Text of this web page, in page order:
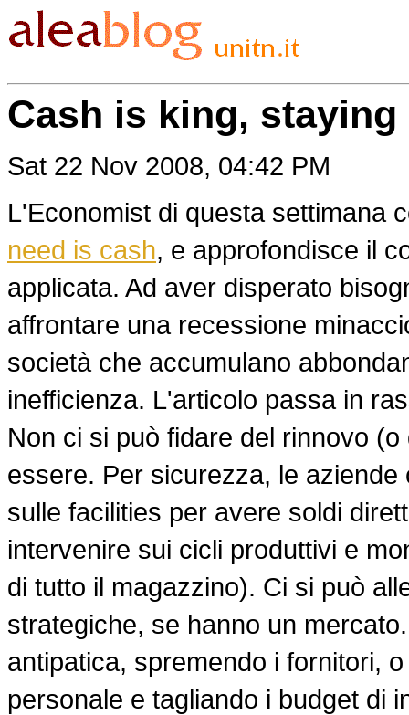
Cash is king,
Sat 22 Nov 2008, 04:42 PM
L'Economist di questa settimana
need is cash, e approfondisce il
applicata. Ad aver disperato
affrontare una recessione
società che accumulano
inefficienza. L'articolo passa in
Non ci si può fidare del rinnovo
essere. Per sicurezza, le
sulle facilities per avere soldi
intervenire sui cicli produttivi e
di tutto il magazzino). Ci si può
strategiche, se hanno un
antipatica, spremendo i fornitori,
personale e tagliando i budget di